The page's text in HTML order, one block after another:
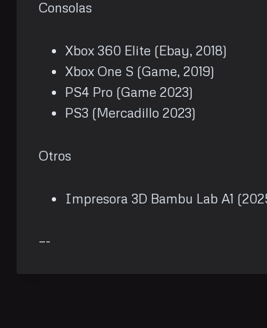
Consolas
Xbox 360 Elite (Ebay, 2018)
Xbox One S (Game, 2019)
PS4 Pro (Game 2023)
PS3 (Mercadillo 2023)
Otros
Impresora 3D Bambu Lab A1
—-